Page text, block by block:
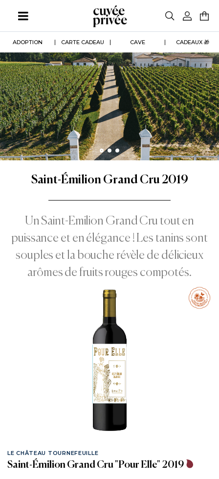
contenu
ADOPTION CARTE CADEAU CAVE CADEAUX 🎁
Saint-Émilion Grand Cru 2019
Un Saint-Emilion Grand Cru tout en
puissance et en élégance ! Les tanins sont
souples et la bouche révèle de délicieux
arômes de fruits rouges compotés.
LE CHÂTEAU TOURNEFEUILLE
Saint-Émilion Grand Cru "Pour Elle" 2019